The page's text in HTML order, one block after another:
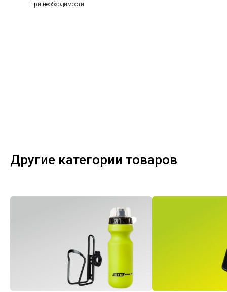
при необходимости.
Другие категории товаров